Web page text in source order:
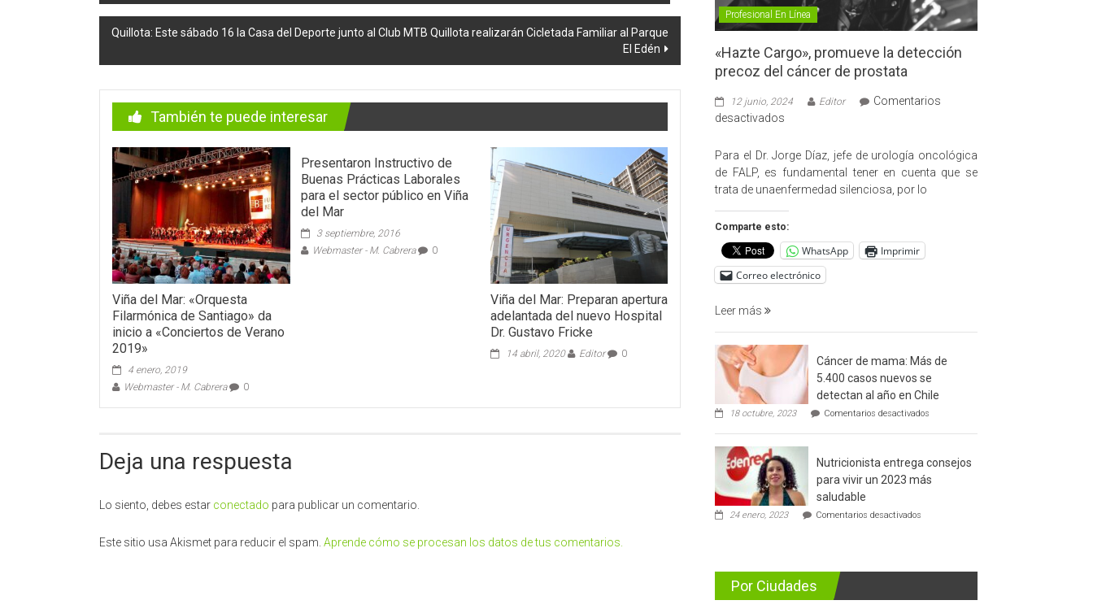
de
entradas
Quillota: Este sábado 16 la Casa del Deporte junto al Club MTB Quillota realizarán Cicletada Familiar al Parque
El Edén
También te puede interesar
Viña del Mar: «Orquesta
Filarmónica de Santiago» da
inicio a «Conciertos de Verano
2019»
4 enero, 2019
Webmaster - M. Cabrera
0
Presentaron Instructivo de
Buenas Prácticas Laborales
para el sector público en Viña
del Mar
3 septiembre, 2016
Webmaster - M. Cabrera
0
Viña del Mar: Preparan apertura
adelantada del nuevo Hospital
Dr. Gustavo Fricke
14 abril, 2020 Editor 0
Deja una respuesta
Lo siento, debes estar conectado para publicar un comentario.
Este sitio usa Akismet para reducir el spam. Aprende cómo se procesan los datos de tus comentarios.
Profesional En Línea
«Hazte Cargo», promueve la detección
precoz del cáncer de prostata
12 junio, 2024 Editor
Comentarios
desactivados
Cargo»,
promueve
la
cáncer
de
prostata
Para el Dr. Jorge Díaz, jefe de urología oncológica
de FALP, es fundamental tener en cuenta que se
trata de unaenfermedad silenciosa, por lo
Comparte esto:
WhatsApp
Imprimir
Correo electrónico
Leer más
Cáncer de mama: Más de
5.400 casos nuevos se
detectan al año en Chile
18 octubre, 2023 Comentarios desactivados
de
Más
Nutricionista entrega consejos
para vivir un 2023 más
saludable
24 enero, 2023 Comentarios desactivados
2023
Por Ciudades